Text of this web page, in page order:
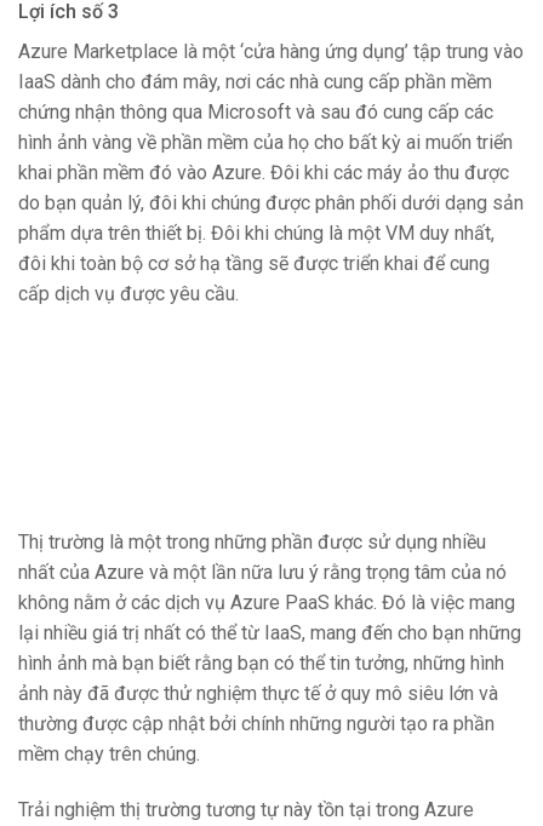
Lợi ích số 3
Azure Marketplace là một ‘cửa hàng ứng dụng’ tập trung vào
IaaS dành cho đám mây, nơi các nhà cung cấp phần mềm
chứng nhận thông qua Microsoft và sau đó cung cấp các
hình ảnh vàng về phần mềm của họ cho bất kỳ ai muốn triển
khai phần mềm đó vào Azure. Đôi khi các máy ảo thu được
do bạn quản lý, đôi khi chúng được phân phối dưới dạng sản
phẩm dựa trên thiết bị. Đôi khi chúng là một VM duy nhất,
đôi khi toàn bộ cơ sở hạ tầng sẽ được triển khai để cung
cấp dịch vụ được yêu cầu.
Thị trường là một trong những phần được sử dụng nhiều
nhất của Azure và một lần nữa lưu ý rằng trọng tâm của nó
không nằm ở các dịch vụ Azure PaaS khác. Đó là việc mang
lại nhiều giá trị nhất có thể từ IaaS, mang đến cho bạn những
hình ảnh mà bạn biết rằng bạn có thể tin tưởng, những hình
ảnh này đã được thử nghiệm thực tế ở quy mô siêu lớn và
thường được cập nhật bởi chính những người tạo ra phần
mềm chạy trên chúng.
Trải nghiệm thị trường tương tự này tồn tại trong Azure